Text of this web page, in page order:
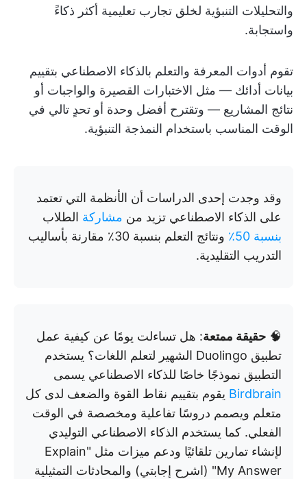
والتحليلات التنبؤية لخلق تجارب تعليمية أكثر ذكاءً
واستجابة.
تقوم أدوات المعرفة والتعلم بالذكاء الاصطناعي بتقييم
بيانات أدائك — مثل الاختبارات القصيرة والواجبات أو
نتائج المشاريع — وتقترح أفضل وحدة أو تحدٍ تالي في
الوقت المناسب باستخدام النمذجة التنبؤية.
وقد وجدت إحدى الدراسات أن الأنظمة التي تعتمد
على الذكاء الاصطناعي تزيد من مشاركة الطلاب
بنسبة 50٪
ونتائج التعلم بنسبة 30٪ مقارنة بأساليب
التدريب التقليدية.
🧠 حقيقة ممتعة: هل تساءلت يومًا عن كيفية عمل
تطبيق Duolingo الشهير لتعلم اللغات؟ يستخدم
التطبيق نموذجًا خاصًا للذكاء الاصطناعي يسمى
Birdbrain يقوم بتقييم نقاط القوة والضعف لدى كل
متعلم ويصمم دروسًا تفاعلية ومخصصة في الوقت
الفعلي. كما يستخدم الذكاء الاصطناعي التوليدي
لإنشاء تمارين تلقائيًا ودعم ميزات مثل "Explain
My Answer" (اشرح إجابتي) والمحادثات التمثيلية